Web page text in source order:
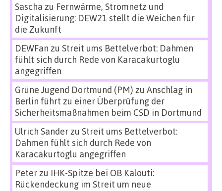
Sascha zu Fernwärme, Stromnetz und
Digitalisierung: DEW21 stellt die Weichen für
die Zukunft
DEWFan zu Streit ums Bettelverbot: Dahmen
fühlt sich durch Rede von Karacakurtoglu
angegriffen
Grüne Jugend Dortmund (PM) zu Anschlag in
Berlin führt zu einer Überprüfung der
Sicherheitsmaßnahmen beim CSD in Dortmund
Ulrich Sanderzu Streit ums Bettelverbot:
Dahmen fühlt sich durch Rede von
Karacakurtoglu angegriffen
Peterzu IHK-Spitze bei OB Kalouti:
Rückendeckung im Streit um neue